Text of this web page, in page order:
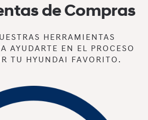
de Compras
HERRAMIENTAS
AYUDARTE EN EL PROCESO
TU HYUNDAI FAVORITO.